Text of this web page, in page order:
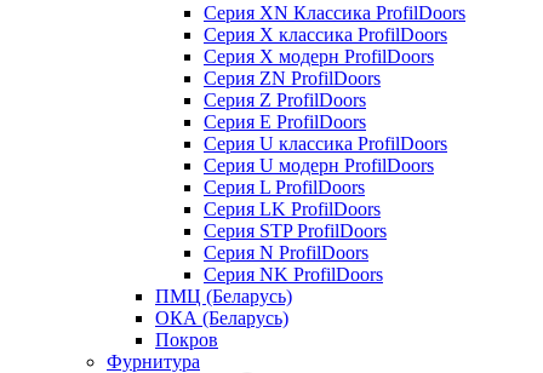
Серия XN Классика ProfilDoors
Серия Х классика ProfilDoors
Серия Х модерн ProfilDoors
Серия ZN ProfilDoors
Серия Z ProfilDoors
Серия Е ProfilDoors
Серия U классика ProfilDoors
Серия U модерн ProfilDoors
Серия L ProfilDoors
Серия LK ProfilDoors
Серия STP ProfilDoors
Cерия N ProfilDoors
Серия NK ProfilDoors
ПМЦ (Беларусь)
ОКА (Беларусь)
Покров
Фурнитура